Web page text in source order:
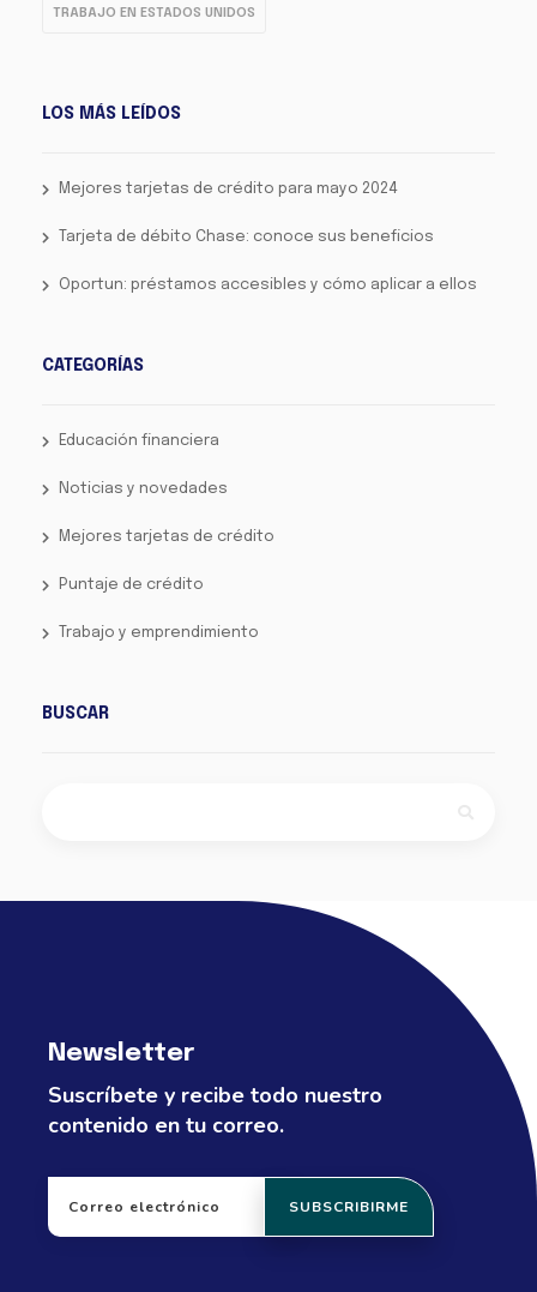
TRABAJO EN ESTADOS UNIDOS
LOS MÁS LEÍDOS
Mejores tarjetas de crédito para mayo 2024
Tarjeta de débito Chase: conoce sus beneficios
Oportun: préstamos accesibles y cómo aplicar a ellos
CATEGORÍAS
Educación financiera
Noticias y novedades
Mejores tarjetas de crédito
Puntaje de crédito
Trabajo y emprendimiento
BUSCAR
Newsletter
Suscríbete y recibe todo nuestro
contenido en tu correo.